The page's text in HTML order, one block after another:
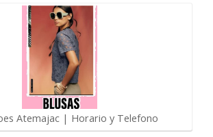
Atemajac | Horario y Telefono